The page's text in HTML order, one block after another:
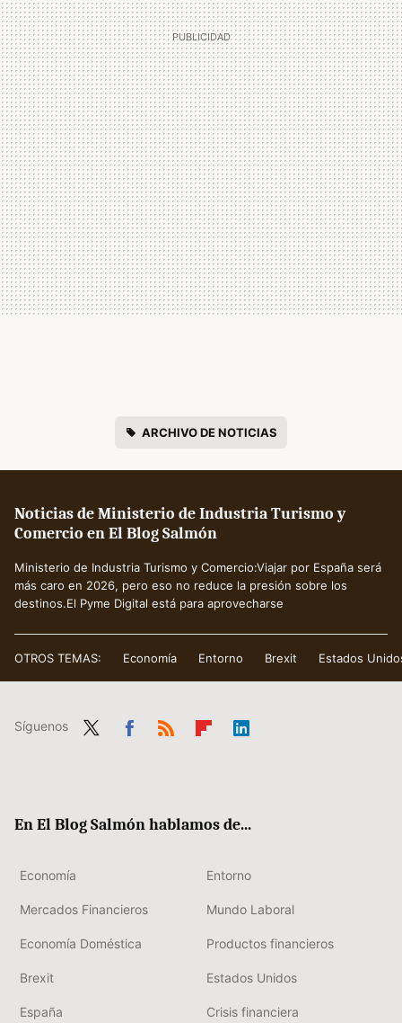
ARCHIVO DE NOTICIAS
Noticias de Ministerio de Industria Turismo y
Comercio en El Blog Salmón
Ministerio de Industria Turismo y Comercio:Viajar por España será
más caro en 2026, pero eso no reduce la presión sobre los
destinos.El Pyme Digital está para aprovecharse
OTROS TEMAS: Economía Entorno Brexit Estados
Síguenos
En El Blog Salmón hablamos de...
Economía Entorno
Mercados Financieros Mundo Laboral
Economía Doméstica Productos financieros
Brexit Estados Unidos
España Crisis financiera